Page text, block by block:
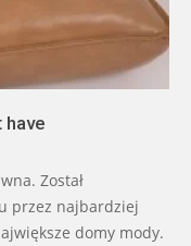
have
Został
przez najbardziej
domy mody.